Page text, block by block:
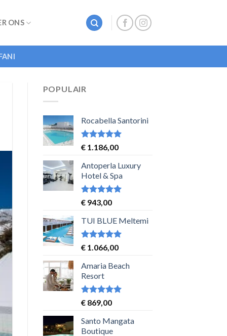
ONS
POPULAIR
Rocabella Santorini
Waardering
€1.186,00
Antoperla Luxury
Hotel & Spa
Waardering
uit 5
€943,00
TUI BLUE Meltemi
Waardering
€1.066,00
Amaria Beach
Resort
Waardering
uit 5
€869,00
Santo Mangata
Boutique